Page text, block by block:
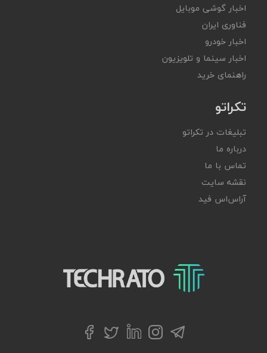
اخبار گوشی موبایل
فناوری ایران
اخبار خودرو
اخبار سینما و تلویزیون
راهنمای خرید
تکراتو
تبلیغات در تکراتو
درباره ما
تماس با ما
نقشه سایت
آر‌اس‌اس فید
تکراتو – زندگی با تکنولوژی
تلگراماینستاگرام
لینکداینتوییترفیسبوک